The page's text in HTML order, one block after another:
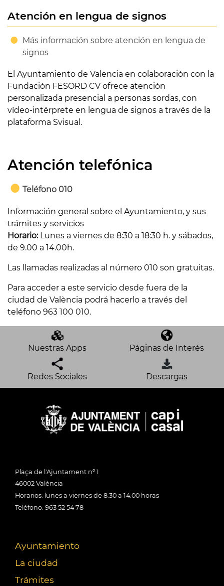
Atención en lengua de signos
Más información sobre atención en lengua de
signos
El Ayuntamiento de Valencia en colaboración con la
Fundación FESORD CV ofrece atención
personalizada presencial a personas sordas, con
vídeo-intérprete en lengua de signos a través de la
plataforma Svisual.
Atención telefónica
Teléfono 010
Información general sobre el Ayuntamiento, y sus
trámites y servicios
Horario:Lunes a viernes de 8:30 a 18:30 h. y sábados,
de 9.00 a 14.00h.
Las llamadas realizadas al número 010 son gratuitas.
Para acceder a este servicio desde fuera de la
ciudad de València podrá hacerlo a través del
teléfono 963 100 010.
Nuestras Apps Páginas de Interés
Redes Sociales Descargas
Plaça de l'Ajuntament nº 1
46002 València
Horarios: lunes a viernes de 8:30 a 14:00 horas
Teléfono: 963 52 54 78
Ayuntamiento
La ciudad
Trámites